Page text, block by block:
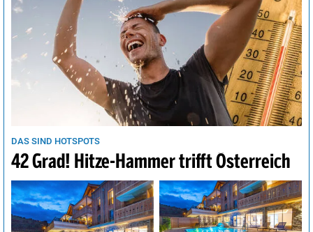
DAS SIND HOTSPOTS
42 Grad! Hitze-Hammer trifft Österreich